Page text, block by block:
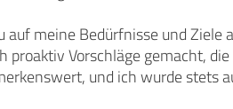
meine Bedürfnisse und Ziele
Vorschläge gemacht,
und ich wurde stets